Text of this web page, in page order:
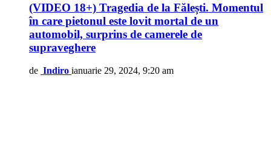
(VIDEO 18+) Tragedia de la Fălești. Momentul
în care pietonul este lovit mortal de un
automobil, surprins de camerele de
supraveghere
de Indiro ianuarie 29, 2024, 9:20 am